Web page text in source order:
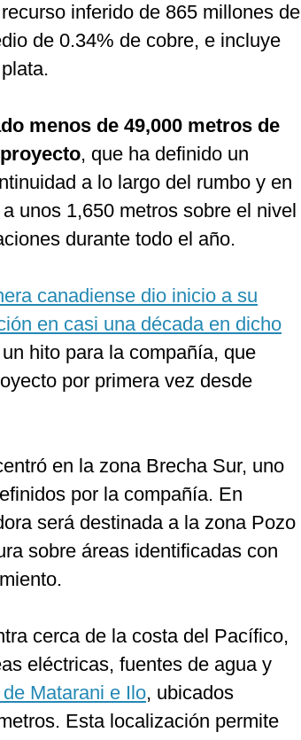
inferido de 865 millones de
de 0.34% de cobre, e incluye
menos de 49,000 metros de
, que ha definido un
a lo largo del rumbo y en
unos 1,650 metros sobre el nivel
durante todo el año.
canadiense dio inicio a su
en casi una década en dicho
hito para la compañía, que
por primera vez desde
en la zona Brecha Sur, uno
por la compañía. En
será destinada a la zona Pozo
sobre áreas identificadas con
cerca de la costa del Pacífico,
eléctricas, fuentes de agua y
Matarani e Ilo, ubicados
Esta localización permite